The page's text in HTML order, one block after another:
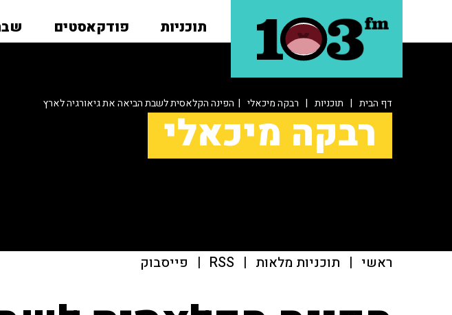
תוכניות פודקאסטים
דף הבית | תוכניות | רבקה מיכאלי | הפינה הקלאסית לשבת הביאה את גיאורגיה לארץ
רבקה מיכאלי
ראשי | תוכניות מלאות |
RSS
| פייסבוק